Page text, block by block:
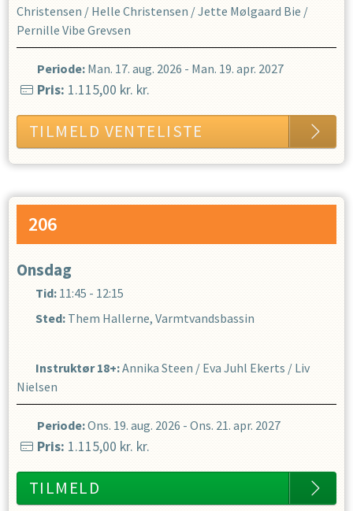
Christensen / Helle Christensen /Jette Mølgaard Bie /
Pernille Vibe Grevsen
Periode: Man. 17. aug. 2026 - Man. 19. apr. 2027
Pris: 1.115,00 kr. kr.
TILMELD VENTELISTE
206
Onsdag
Tid: 11:45 - 12:15
Sted: Them Hallerne, Varmtvandsbassin
Instruktør 18+:Annika Steen / Eva Juhl Ekerts / Liv
Nielsen
Periode:Ons. 19. aug. 2026 - Ons. 21. apr. 2027
Pris: 1.115,00 kr. kr.
TILMELD